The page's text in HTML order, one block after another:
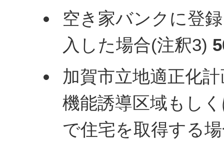
空き家バンクに登
入した場合(注釈3)
加賀市立地適正化
機能誘導区域もし
で住宅を取得する